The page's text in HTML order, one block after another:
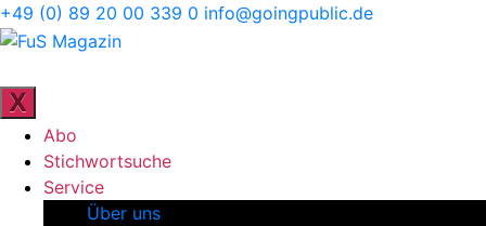
Direkt
zum
wechseln
+49 (0) 89 20 00 339 0 info@goingpublic.de
FuS
X
Abo
Stichwortsuche
Service
Über uns